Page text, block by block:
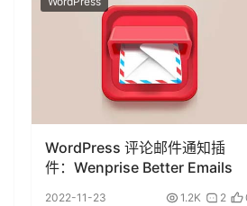
WordPress 评论邮件通知插
件：Wenprise Better Emails
2022-11-23 1.2K 2